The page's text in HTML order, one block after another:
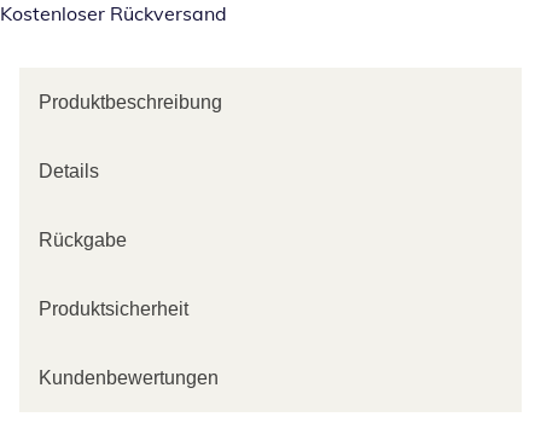
Kostenloser Rückversand
Produktbeschreibung
Details
Rückgabe
Produktsicherheit
Kundenbewertungen